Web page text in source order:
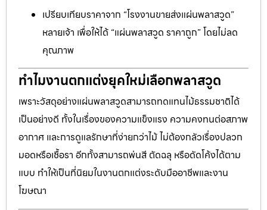
เปรียบเทียบราคาจาก “โรงงานขายส่งแผ่นพลาสวูด”
หลายเจ้า เพื่อให้ได้ “แผ่นพลาสวูด ราคาถูก” โดยไม่ลด
คุณภาพ
ทำไมงานตกแต่งยุคใหม่เลือกพลาสวูด
เพราะวัสดุอย่างแผ่นพลาสวูดสามารถทดแทนไม้ธรรมชาติได้
เป็นอย่างดี ทั้งในเรื่องของความแข็งแรง ความคงทนต่อสภาพ
อากาศ และการดูแลรักษาที่ง่ายกว่าไม้ ไม่ต้องกลัวเรื่องปลวก
มอดหรือเชื้อรา อีกทั้งสามารถพ่นสี ตัดฉลุ หรือดัดโค้งได้ตาม
แบบ ทำให้เป็นที่นิยมในงานตกแต่งระดับมืออาชีพและงาน
โฆษณา